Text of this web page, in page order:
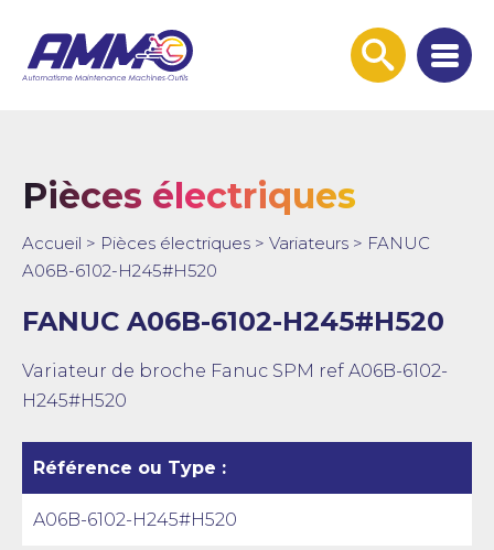
Afficher
la
Pièces électriques
Accueil > Pièces électriques > Variateurs > FANUC
A06B-6102-H245#H520
FANUC A06B-6102-H245#H520
Variateur de broche Fanuc SPM ref A06B-6102-
H245#H520
Référence ou Type :
A06B-6102-H245#H520